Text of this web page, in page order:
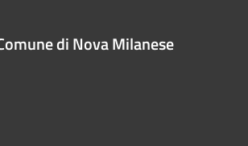
di Nova Milanese